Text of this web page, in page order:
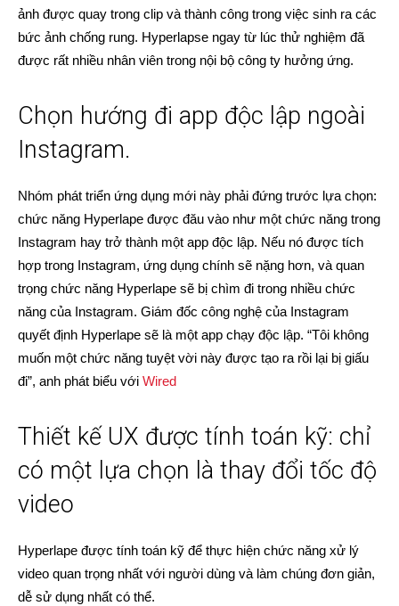
ảnh được quay trong clip và thành công trong việc sinh ra các
bức ảnh chống rung. Hyperlapse ngay từ lúc thử nghiệm đã
được rất nhiều nhân viên trong nội bộ công ty hưởng ứng.
Chọn hướng đi app độc lập ngoài
Instagram.
Nhóm phát triển ứng dụng mới này phải đứng trước lựa chọn:
chức năng Hyperlape được đău vào như một chức năng trong
Instagram hay trở thành một app độc lập. Nếu nó được tích
hợp trong Instagram, ứng dụng chính sẽ nặng hơn, và quan
trọng chức năng Hyperlape sẽ bị chìm đi trong nhiều chức
năng của Instagram. Giám đốc công nghệ của Instagram
quyết định Hyperlape sẽ là một app chạy độc lập. “Tôi không
muốn một chức năng tuyệt vời này được tạo ra rồi lại bị giấu
đi”, anh phát biểu với Wired
Thiết kế UX được tính toán kỹ: chỉ
có một lựa chọn là thay đổi tốc độ
video
Hyperlape được tính toán kỹ để thực hiện chức năng xử lý
video quan trọng nhất với người dùng và làm chúng đơn giản,
dễ sử dụng nhất có thể.